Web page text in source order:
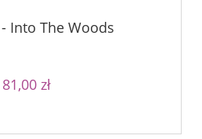
Into The Woods
81,00 zł